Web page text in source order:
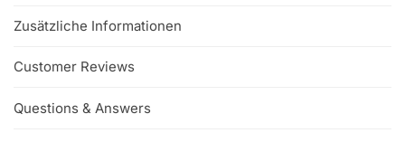
Zusätzliche Informationen
Customer Reviews
Questions & Answers